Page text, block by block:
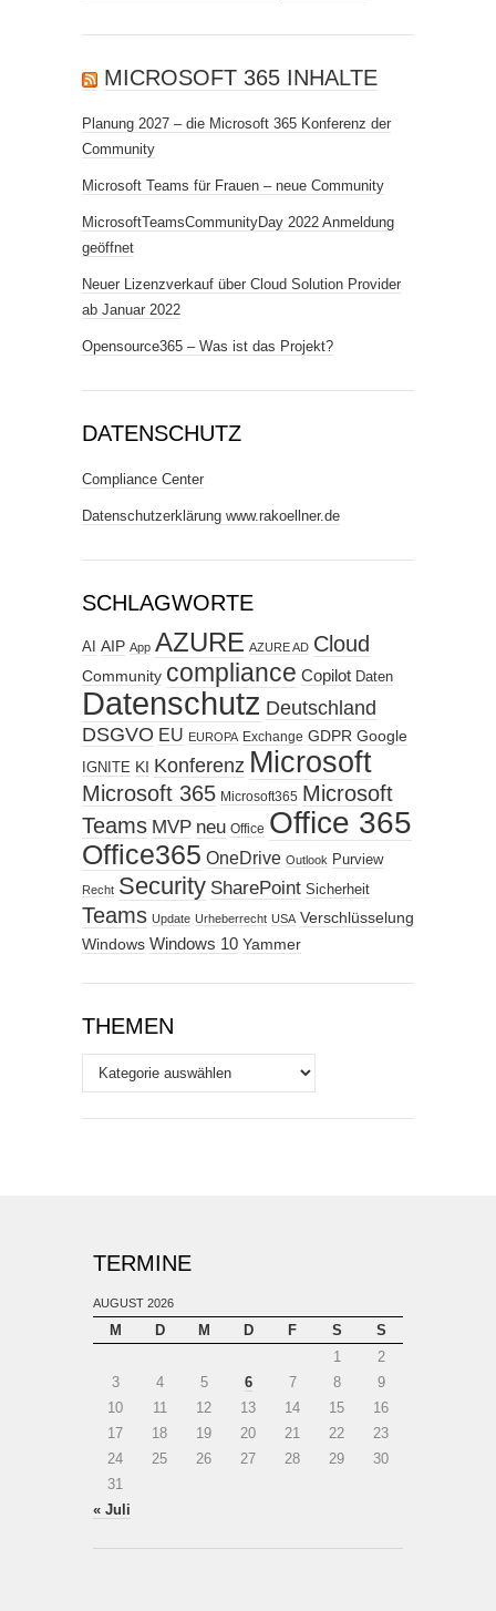
MICROSOFT 365 INHALTE
Planung 2027 – die Microsoft 365 Konferenz der
Community
Microsoft Teams für Frauen – neue Community
MicrosoftTeamsCommunityDay 2022 Anmeldung
geöffnet
Neuer Lizenzverkauf über Cloud Solution Provider
ab Januar 2022
Opensource365 – Was ist das Projekt?
DATENSCHUTZ
Compliance Center
Datenschutzerklärung www.rakoellner.de
SCHLAGWORTE
AI AIP App AZURE AZURE AD Cloud
Community compliance Copilot Daten
Datenschutz Deutschland
DSGVO EU EUROPA Exchange GDPR Google
IGNITE KI Konferenz Microsoft
Microsoft 365 Microsoft365 Microsoft
Teams MVP neu Office Office 365
Office365 OneDrive Outlook Purview
Recht Security SharePoint Sicherheit
Teams Update Urheberrecht USA Verschlüsselung
Windows Windows 10 Yammer
THEMEN
Themen
TERMINE
AUGUST 2026
M D M D F S
S
1
2
3
4 5 6 7 8
9
10
11 12 13 14 15
16
17
18 19 20 21 22
23
24
25 26 27 28 29
30
31
« Juli